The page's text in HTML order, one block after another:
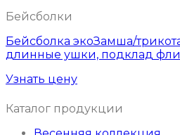
Бейсболки
Бейсболка экоЗамша/
длинные ушки, подклад
Узнать цену
Каталог продукции